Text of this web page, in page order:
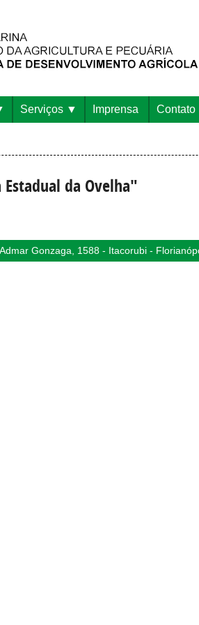
Serviços Imprensa Contato
da Ovelha"
Gonzaga, 1588 - Itacorubi -